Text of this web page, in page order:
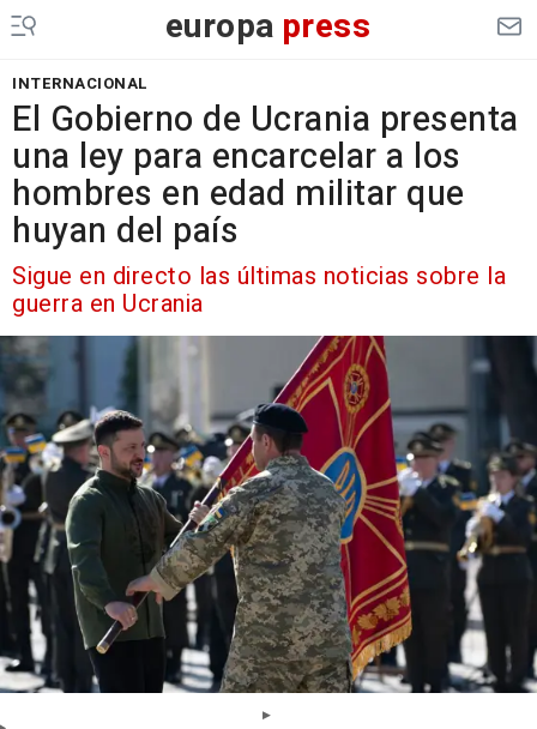
europa press
INTERNACIONAL
El Gobierno de Ucrania presenta
una ley para encarcelar a los
hombres en edad militar que
huyan del país
Sigue en directo las últimas noticias sobre la
guerra en Ucrania